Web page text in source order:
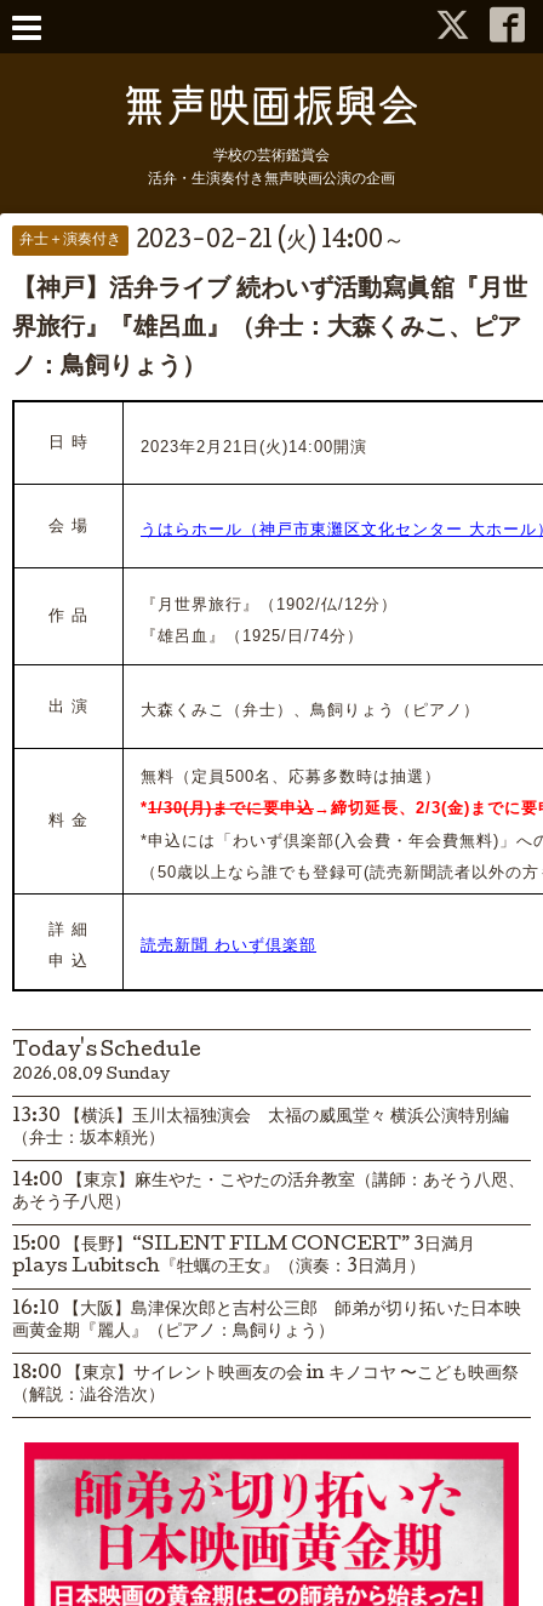
学校の芸術鑑賞会
活弁・生演奏付き無声映画公演の企画
弁士＋演奏付き 2023-02-21 (火) 14:00～
【神戸】活弁ライブ 続わいず活動寫眞舘『月世
界旅行』『雄呂血』（弁士：大森くみこ、ピア
ノ：鳥飼りょう）
日 時 2023年2月21日(火)14:00開演
会 場 うはらホール（神戸市東灘区文化センター 大ホール
作 品
『月世界旅行』（1902/仏/12分）
『雄呂血』（1925/日/74分）
出 演 大森くみこ（弁士）、鳥飼りょう（ピアノ）
料 金
無料（定員500名、応募多数時は抽選）
*1/30(月)までに要申込→締切延長、2/3(金)までに要
*申込には 「わいず倶楽部(入会費・年会費無料)」へ
（ 50歳以上なら誰でも登録可(読売新聞読者以外の
詳 細
申 込
読売新聞 わいず倶楽部
Today's Schedule
2026.08.09 Sunday
13:30 【横浜】玉川太福独演会 太福の威風堂々 横浜公演特別編
（弁士：坂本頼光）
14:00 【東京】麻生やた・こやたの活弁教室（講師：あそう八咫、
あそう子八咫）
15:00 【長野】“SILENT FILM CONCERT” 3日満月
plays Lubitsch『牡蠣の王女』（演奏：3日満月）
16:10 【大阪】島津保次郎と吉村公三郎 師弟が切り拓いた日本映
画黄金期『麗人』（ピアノ：鳥飼りょう）
18:00 【東京】サイレント映画友の会 in キノコヤ 〜こども映画祭
（解説：澁谷浩次）